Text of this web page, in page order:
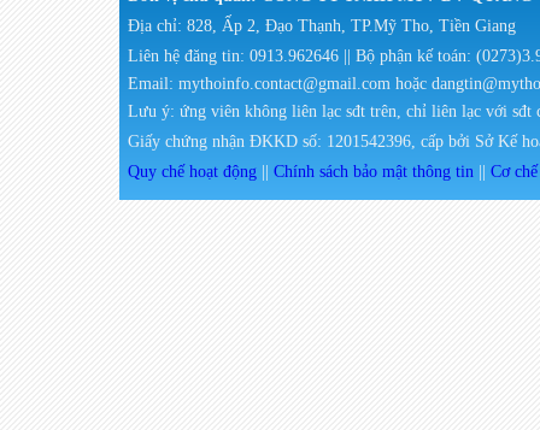
Địa chỉ: 828, Ấp 2, Đạo Thạnh, TP.Mỹ Tho, Tiền Giang
Liên hệ đăng tin: 0913.962646 || Bộ phận kế toán:
Email: mythoinfo.contact@gmail.com hoặc
Lưu ý: ứng viên không liên lạc sđt trên, chỉ liên lạc với sđt
Giấy chứng nhận ĐKKD số: 1201542396, cấp bởi Sở Kế
Quy chế hoạt động
Chính sách bảo mật thông tin Cơ